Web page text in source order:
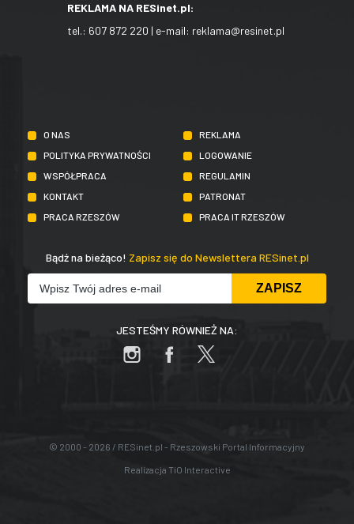
REKLAMA NA RESinet.pl:
tel.: 607 872 220 | e-mail: reklama@resinet.pl
O NAS
REKLAMA
POLITYKA PRYWATNOŚCI
LOGOWANIE
WSPÓŁPRACA
REGULAMIN
KONTAKT
PATRONAT
PRACA RZESZÓW
PRACA IT RZESZÓW
Bądź na bieżąco! Zapisz się do Newslettera RESinet.pl
JESTEŚMY RÓWNIEŻ NA:
© 2000 - 2026 / RESinet.pl - Rzeszowski Portal Informacyjny
Realizacja TiO Interactive